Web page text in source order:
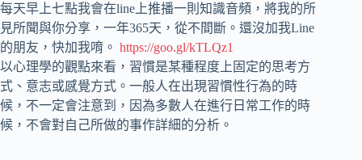
每天早上七點我會在line上推播一則知識音頻，將我的所
見所聞與你分享，一年365天，從不間斷。還沒加我Line
的朋友，快加我唷。 https://goo.gl/kTLQz1
以心理學的觀點來看，習慣是某種程度上固定的思考方
式、意志或感覺方式。一般人在出現習慣性行為的時
候，不一定會注意到，因為多數人在進行日常工作的時
候，不會對自己所做的事作詳細的分析。